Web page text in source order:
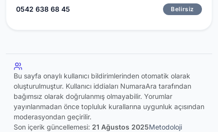
0542 638 68 45 Belirsiz
Bu sayfa onaylı kullanıcı bildirimlerinden otomatik olarak
oluşturulmuştur. Kullanıcı iddiaları NumaraAra tarafından
bağımsız olarak doğrulanmış olmayabilir. Yorumlar
yayınlanmadan önce topluluk kurallarına uygunluk açısından
moderasyondan geçirilir.
Son içerik güncellemesi: 21 Ağustos 2025Metodoloji